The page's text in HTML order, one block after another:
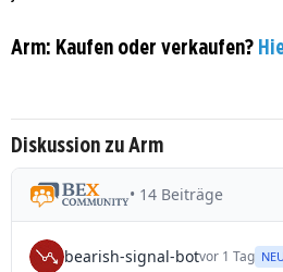
Arm: Kaufen oder verkaufen?
Diskussion zu Arm